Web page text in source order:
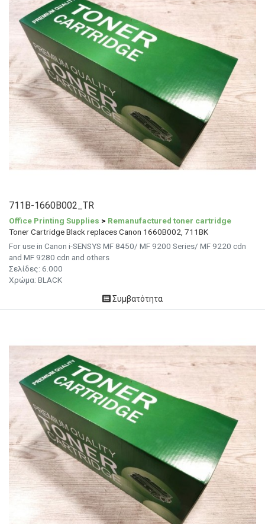
711B-1660B002_TR
Office Printing Supplies > Remanufactured toner cartridge
Toner Cartridge Black replaces Canon 1660B002, 711BK
For use in Canon i-SENSYS MF 8450/ MF 9200 Series/ MF 9220 cdn
and MF 9280 cdn and others
Σελίδες: 6.000
Χρώμα: BLACK
Συμβατότητα